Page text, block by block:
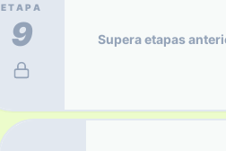
ETAPA
9 Supera etapas